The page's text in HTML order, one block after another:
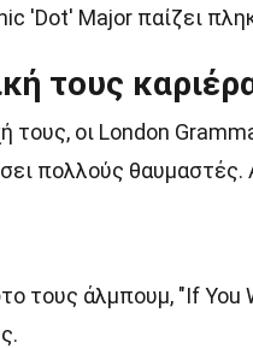
'Dot' Major παίζει
τους
τους, οι London
πολλούς θαυμαστές.
τους άλμπουμ, "If You